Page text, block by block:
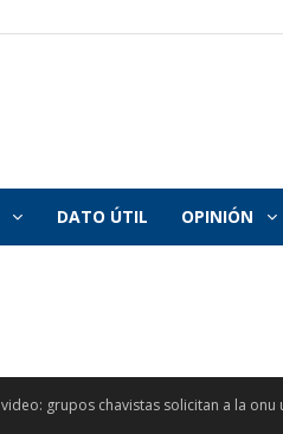
DATO ÚTIL OPINIÓN
video: grupos chavistas solicitan a la onu